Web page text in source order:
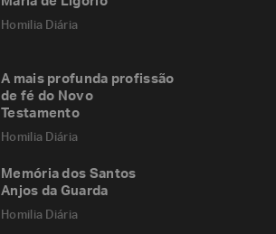
Homilia Diária
A mais profunda profissão
de fé do Novo
Testamento
Homilia Diária
Memória dos Santos
Anjos da Guarda
Homilia Diária